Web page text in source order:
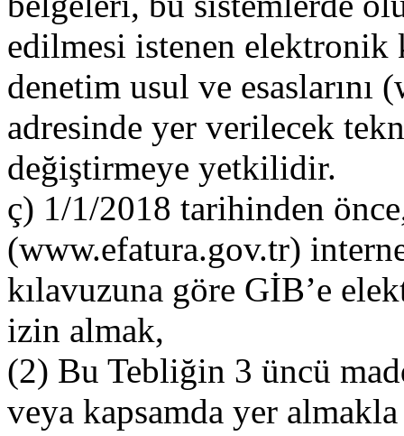
edilmesi istenen elektronik
denetim usul ve
adresinde yer verilecek
değiştirmeye yetkilidir.
ç) 1/1/2018 tarihinden
(www.efatura.gov.tr)
kılavuzuna göre GİB’e
izin almak,
(2) Bu Tebliğin 3 üncü
veya kapsamda yer